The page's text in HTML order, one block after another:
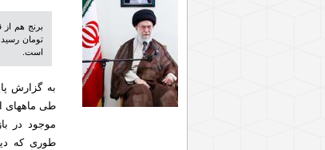
است.
به گزارش
طی ماههای
موجود در
طوری که